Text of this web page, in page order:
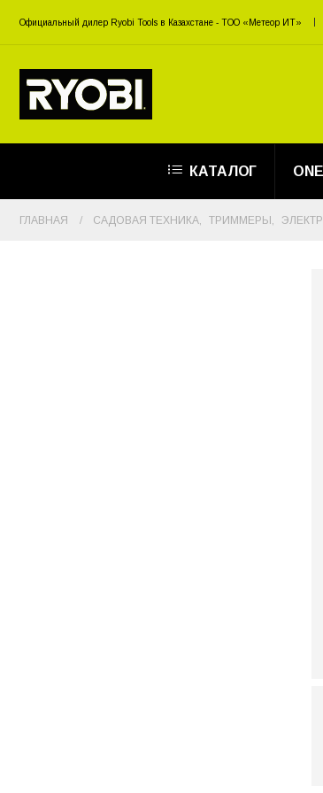
Официальный дилер Ryobi Tools в Казахстане - ТОО «Метеор ИТ»
КАТАЛОГ
ГЛАВНАЯ САДОВАЯ ТЕХНИКА, ТРИММЕРЫ ,